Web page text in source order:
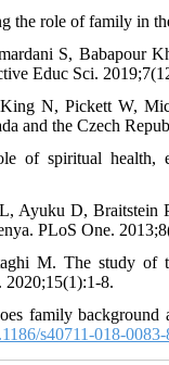
the role of family in
S, Babapour
Educ Sci.
N, Pickett W,
and the Czech
of spiritual health,
Ayuku D, Braitstein
PLoS One.
M. The study of
2020;15(1):1-8.
family background
s40711-018-0083-